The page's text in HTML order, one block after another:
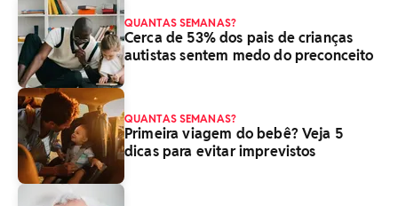
QUANTAS SEMANAS?
Cerca de 53% dos pais de crianças
autistas sentem medo do preconceito
QUANTAS SEMANAS?
Primeira viagem do bebê? Veja 5
dicas para evitar imprevistos